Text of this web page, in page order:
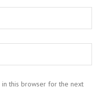
in this browser for the next